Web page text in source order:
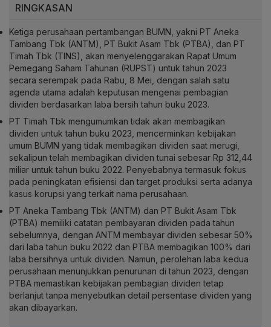
RINGKASAN
Ketiga perusahaan pertambangan BUMN, yakni PT Aneka
Tambang Tbk (ANTM), PT Bukit Asam Tbk (PTBA), dan PT
Timah Tbk (TINS), akan menyelenggarakan Rapat Umum
Pemegang Saham Tahunan (RUPST) untuk tahun 2023
secara serempak pada Rabu, 8 Mei, dengan salah satu
agenda utama adalah keputusan mengenai pembagian
dividen berdasarkan laba bersih tahun buku 2023.
PT Timah Tbk mengumumkan tidak akan membagikan
dividen untuk tahun buku 2023, mencerminkan kebijakan
umum BUMN yang tidak membagikan dividen saat merugi,
sekalipun telah membagikan dividen tunai sebesar Rp 312,44
miliar untuk tahun buku 2022. Penyebabnya termasuk fokus
pada peningkatan efisiensi dan target produksi serta adanya
kasus korupsi yang terkait nama perusahaan.
PT Aneka Tambang Tbk (ANTM) dan PT Bukit Asam Tbk
(PTBA) memiliki catatan pembayaran dividen pada tahun
sebelumnya, dengan ANTM membayar dividen sebesar 50%
dari laba tahun buku 2022 dan PTBA membagikan 100% dari
laba bersihnya untuk dividen. Namun, perolehan laba kedua
perusahaan menunjukkan penurunan di tahun 2023, dengan
PTBA memastikan kebijakan pembagian dividen tetap
berlanjut tanpa menyebutkan detail persentase dividen yang
akan dibayarkan.